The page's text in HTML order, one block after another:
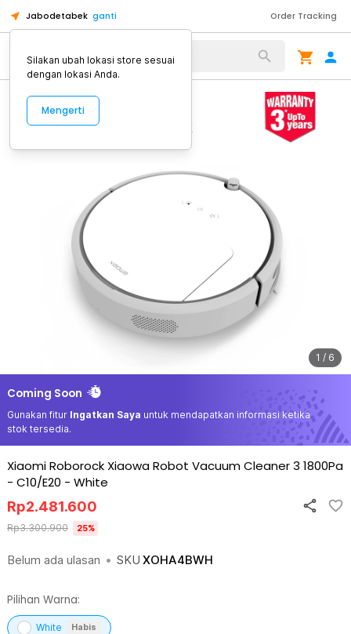
Jabodetabek ganti Order Tracking
Alat Kopi
1 / 6
Coming Soon
Gunakan fitur Ingatkan Saya untuk mendapatkan informasi ketika
stok tersedia.
Xiaomi Roborock Xiaowa Robot Vacuum Cleaner 3 1800Pa
- C10/E20 - White
Belum ada ulasan • SKU XOHA4BWH
Rp2.481.600
Rp3.300.900 25%
Pilihan Warna:
White Habis
Silakan ubah lokasi store sesuai
dengan lokasi Anda.
Mengerti